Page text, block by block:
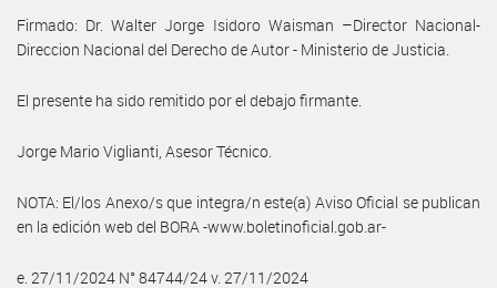
Firmado: Dr. Walter Jorge Isidoro Waisman –Director Nacional-
Direccion Nacional del Derecho de Autor - Ministerio de Justicia.
El presente ha sido remitido por el debajo firmante.
Jorge Mario Viglianti, Asesor Técnico.
NOTA: El/los Anexo/s que integra/n este(a) Aviso Oficial se publican
en la edición web del BORA -www.boletinoficial.gob.ar-
e. 27/11/2024 N° 84744/24 v. 27/11/2024